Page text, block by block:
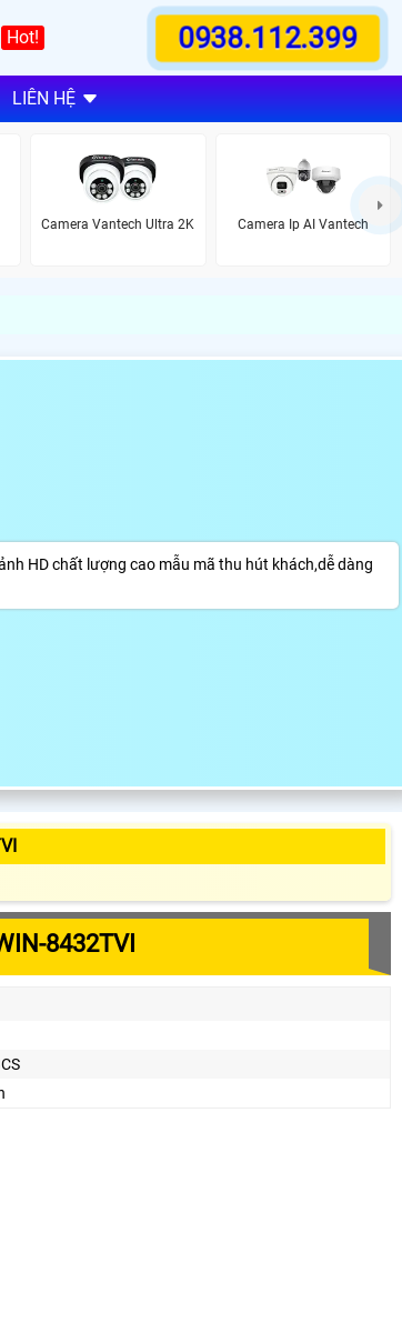
Hot! 0938.112.399
LIÊN HỆ
Camera Vantech Ultra 2K Camera Ip AI Vantech
HD chất lượng cao mẫu mã thu hút khách,dễ dàng
8432TVI